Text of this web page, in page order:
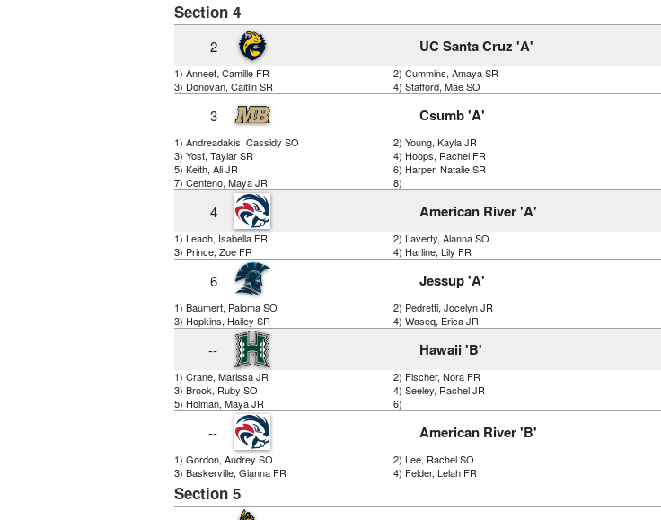
Section 4
2 UC Santa Cruz 'A'
1) Anneet, Camille FR
2) Cummins, Amaya SR
3) Donovan, Caitlin SR
4) Stafford, Mae SO
3 Csumb 'A'
1) Andreadakis, Cassidy SO
2) Young, Kayla JR
3) Yost, Taylar SR
4) Hoops, Rachel FR
5) Keith, Ali JR
6) Harper, Natalie SR
7) Centeno, Maya JR
8)
4 American River 'A'
1) Leach, Isabella FR
2) Laverty, Alanna SO
3) Prince, Zoe FR
4) Harline, Lily FR
6 Jessup 'A'
1) Baumert, Paloma SO
2) Pedretti, Jocelyn JR
3) Hopkins, Hailey SR
4) Waseq, Erica JR
-- Hawaii 'B'
1) Crane, Marissa JR
2) Fischer, Nora FR
3) Brook, Ruby SO
4) Seeley, Rachel JR
5) Holman, Maya JR
6)
-- American River 'B'
1) Gordon, Audrey SO
2) Lee, Rachel SO
3) Baskerville, Gianna FR
4) Felder, Lelah FR
Section 5